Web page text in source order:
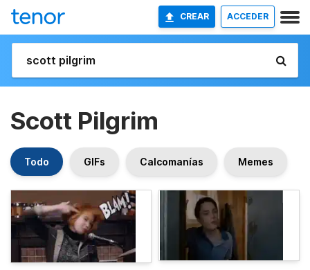
CREAR ACCEDER
Scott Pilgrim
Todo GIFs Calcomanías Memes